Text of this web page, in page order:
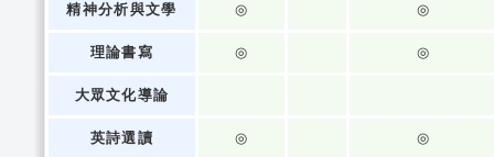
精神分析與文學 ◎ ◎
理論書寫 ◎ ◎
大眾文化導論
英詩選讀 ◎ ◎